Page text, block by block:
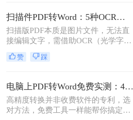
钱呢？本文将介绍几种不花钱的常用
方法，帮助您轻松实现PDF到Word的
转换。
扫描件PDF转Word：5种OCR方案的识别精度和速度对比！
扫描版PDF本质是图片文件，无法直
接编辑文字，需借助OCR（光学字符
识别）技术提取文字并转换为可编辑
的Word格式。那么扫描pdf怎么转换
5种主流方案，助您高效完成转换。
赞 踩
电脑上PDF转Word免费实测：4个方案的转换效果和注意事项！
高精度转换并非收费软件的专利，选
对方法，免费工具一样能帮你搞定复